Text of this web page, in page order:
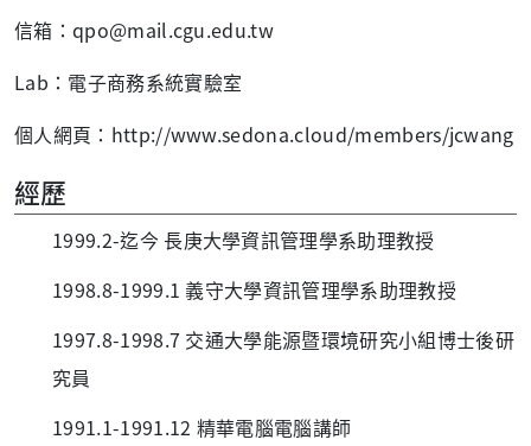
信箱：qpo@mail.cgu.edu.tw
Lab：電子商務系統實驗室
個人網頁：http://www.sedona.cloud/members/jcwang
經歷
1999.2-迄今 長庚大學資訊管理學系助理教授
1998.8-1999.1 義守大學資訊管理學系助理教授
1997.8-1998.7 交通大學能源暨環境研究小組博士後研
究員
1991.1-1991.12 精華電腦電腦講師